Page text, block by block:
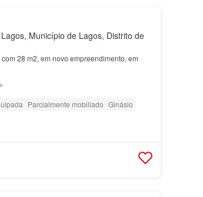
Município de Lagos, Distrito de
28 m2, em novo empreendimento, em
Parcialmente mobiliado Ginásio